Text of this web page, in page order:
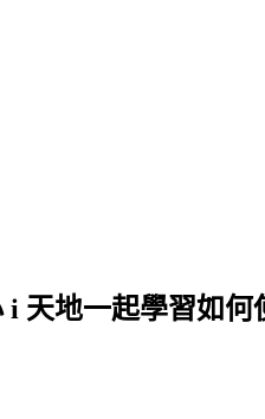
天地一起學習如